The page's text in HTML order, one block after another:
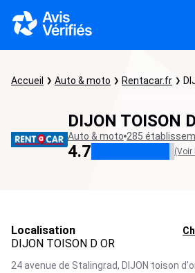
Accueil Auto & moto Rentacar.fr
DIJON TOISON
Auto & moto 285
4.7 (Voir
Localisation
DIJON TOISON D OR
24 avenue de Stalingrad, DIJON toison